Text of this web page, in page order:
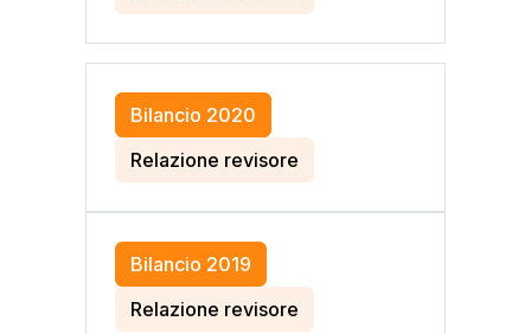
Bilancio 2020
Relazione revisore
Bilancio 2019
Relazione revisore